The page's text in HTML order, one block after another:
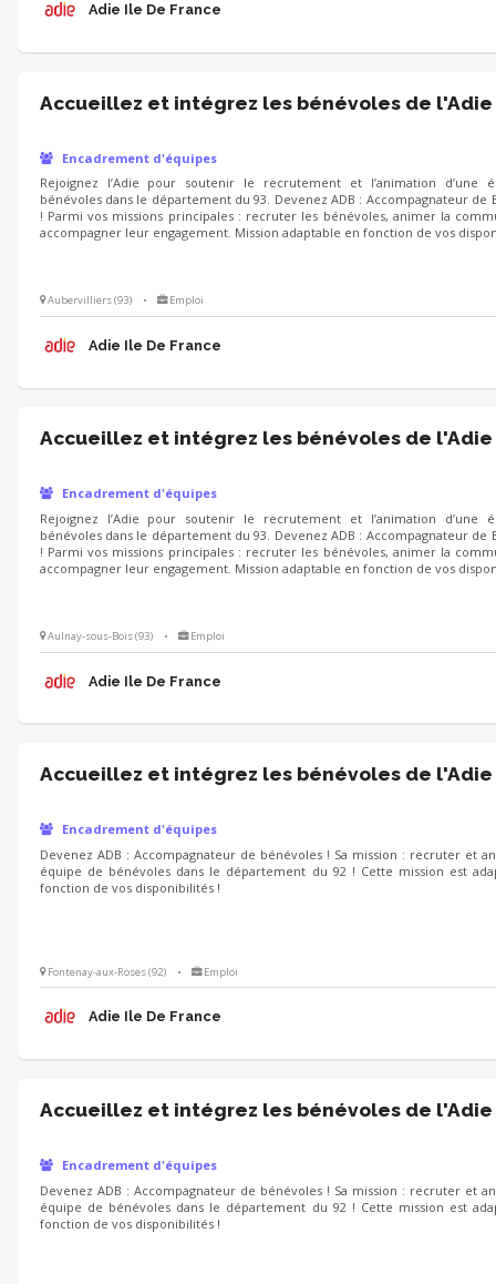
Adie Ile De France
Accueillez et intégrez les bénévoles de l'Adie
Encadrement d'équipes
Rejoignez l’Adie pour soutenir le recrutement et l’animation d’une
bénévoles dans le département du 93. Devenez ADB : Accompagnateur de
! Parmi vos missions principales : recruter les bénévoles, animer la
accompagner leur engagement. Mission adaptable en fonction de vos
Aubervilliers (93) • Emploi
Adie Ile De France
Accueillez et intégrez les bénévoles de l'Adie
Encadrement d'équipes
Rejoignez l’Adie pour soutenir le recrutement et l’animation d’une
bénévoles dans le département du 93. Devenez ADB : Accompagnateur de
! Parmi vos missions principales : recruter les bénévoles, animer la
accompagner leur engagement. Mission adaptable en fonction de vos
Aulnay-sous-Bois (93) • Emploi
Adie Ile De France
Accueillez et intégrez les bénévoles de l'Adie
Encadrement d'équipes
Devenez ADB : Accompagnateur de bénévoles ! Sa mission : recruter et
équipe de bénévoles dans le département du 92 ! Cette mission est
fonction de vos disponibilités !
Fontenay-aux-Roses (92) • Emploi
Adie Ile De France
Accueillez et intégrez les bénévoles de l'Adie
Encadrement d'équipes
Devenez ADB : Accompagnateur de bénévoles ! Sa mission : recruter et
équipe de bénévoles dans le département du 92 ! Cette mission est
fonction de vos disponibilités !